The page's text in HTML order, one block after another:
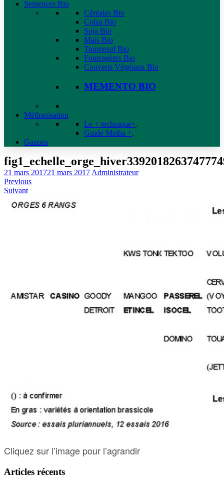
Semences Bio
Céréales Bio
Colza Bio
Soja Bio
Maïs Bio
Tournesol Bio
Fourragères Bio
Couverts Végétaux Bio
MEMENTO BIO
Méthanisation
Le + technique+.
Guide Metha +.
Gazons
21 mars 201721 mars 2017 Administrateur
Previous
Suivant
Cliquez sur l’image pour l’agrandir
Articles récents